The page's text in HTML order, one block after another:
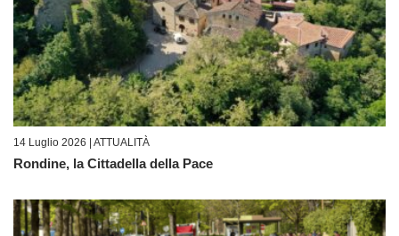
14 Luglio 2026 | ATTUALITÀ
Rondine, la Cittadella della Pace